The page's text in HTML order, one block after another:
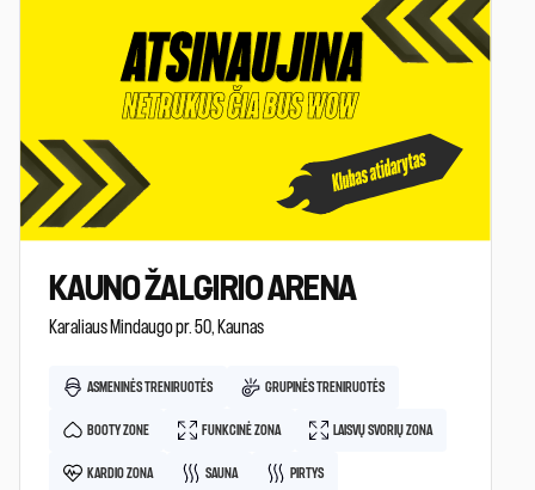
KAUNO ŽALGIRIO ARENA
Karaliaus Mindaugo pr. 50, Kaunas
ASMENINĖS TRENIRUOTĖS GRUPINĖS TRENIRUOTĖS
BOOTY ZONE FUNKCINĖ ZONA LAISVŲ SVORIŲ ZONA
KARDIO ZONA SAUNA PIRTYS